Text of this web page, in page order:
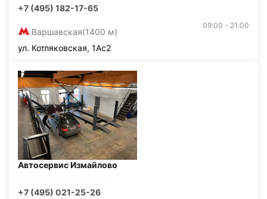
+7 (495) 182-17-65
Варшавская(1400 м)
09:00 - 21:00
ул. Котляковская, 1Ас2
Автосервис Измайлово
+7 (495) 021-25-26